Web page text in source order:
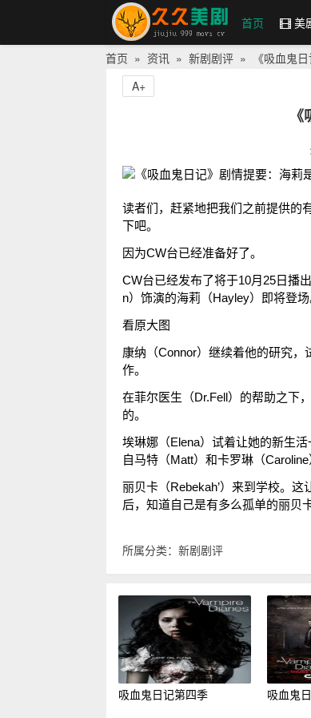
久久美剧网
首页 美
首页 » 资讯 » 新剧剧评 » 《吸血鬼日
读者们，赶紧地把我们之前提供的
下吧。
因为CW台已经准备好了。
CW台已经发布了将于10月25日播
n）饰演的海莉（Hayley）即将登
看原大图
康纳（Connor）继续着他的研究
作。
在菲尔医生（Dr.Fell）的帮助之下
的。
埃琳娜（Elena）试着让她的新生
自马特（Matt）和卡罗琳（Caroline
丽贝卡（Rebekah’）来到学校。
后，知道自己是有多么孤单的丽贝
A+
所属分类： 新剧剧评
吸血鬼日记第四季 吸血鬼